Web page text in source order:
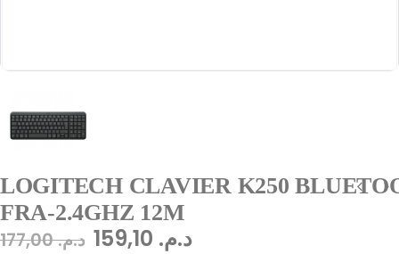
LOGITECH CLAVIER K250
FRA-2.4GHZ 12M
د.م.177,00 د.م.